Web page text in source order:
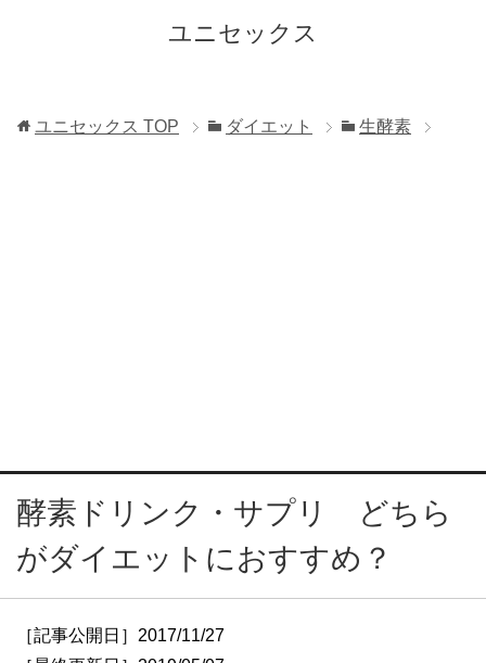
ユニセックス
ユニセックス TOP ダイエット 生酵素
酵素ドリンク・サプリ どちら
がダイエットにおすすめ？
［記事公開日］2017/11/27